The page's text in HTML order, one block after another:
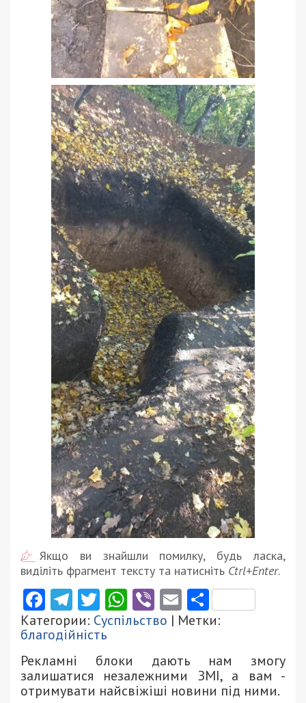
Якщо ви знайшли помилку, будь ласка,
виділіть фрагмент тексту та натисніть Ctrl+Enter.
Facebook
Telegram
Twitter
WhatsApp
ViberEmail
Категории: Суспільство | Метки:
благодійність
Рекламні блоки дають нам змогу
залишатися незалежними ЗМІ, а вам -
отримувати найсвіжіші новини під ними.